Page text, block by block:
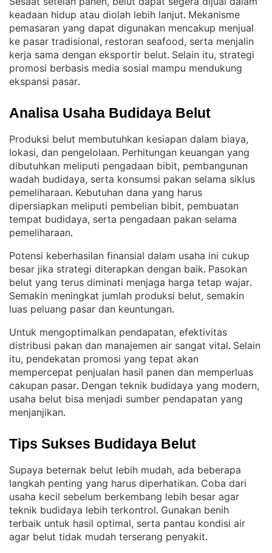
keadaan hidup atau diolah lebih lanjut. Mekanisme
pemasaran yang dapat digunakan mencakup menjual
ke pasar tradisional, restoran seafood, serta menjalin
kerja sama dengan eksportir belut. Selain itu, strategi
promosi berbasis media sosial mampu mendukung
ekspansi pasar.
Analisa Usaha Budidaya Belut
Produksi belut membutuhkan kesiapan dalam biaya,
lokasi, dan pengelolaan. Perhitungan keuangan yang
dibutuhkan meliputi pengadaan bibit, pembangunan
wadah budidaya, serta konsumsi pakan selama siklus
pemeliharaan. Kebutuhan dana yang harus
dipersiapkan meliputi pembelian bibit, pembuatan
tempat budidaya, serta pengadaan pakan selama
pemeliharaan.
Potensi keberhasilan finansial dalam usaha ini cukup
besar jika strategi diterapkan dengan baik. Pasokan
belut yang terus diminati menjaga harga tetap wajar
Semakin meningkat jumlah produksi belut, semakin
luas peluang pasar dan keuntungan.
Untuk mengoptimalkan pendapatan, efektivitas
distribusi pakan dan manajemen air sangat vital. Selain
itu, pendekatan promosi yang tepat akan
mempercepat penjualan hasil panen dan memperluas
cakupan pasar. Dengan teknik budidaya yang modern,
usaha belut bisa menjadi sumber pendapatan yang
menjanjikan.
Tips Sukses Budidaya Belut
Supaya beternak belut lebih mudah, ada beberapa
langkah penting yang harus diperhatikan. Coba dari
usaha kecil sebelum berkembang lebih besar agar
teknik budidaya lebih terkontrol. Gunakan benih
terbaik untuk hasil optimal, serta pantau kondisi air
agar belut tidak mudah terserang penyakit.